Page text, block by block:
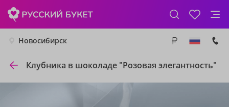
Новосибирск
Клубника в шоколаде "Розовая элегантность"